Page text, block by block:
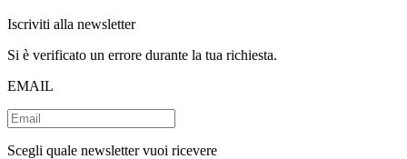
Iscriviti alla newsletter
Si è verificato un errore durante la tua richiesta.
EMAIL
Scegli quale newsletter vuoi ricevere